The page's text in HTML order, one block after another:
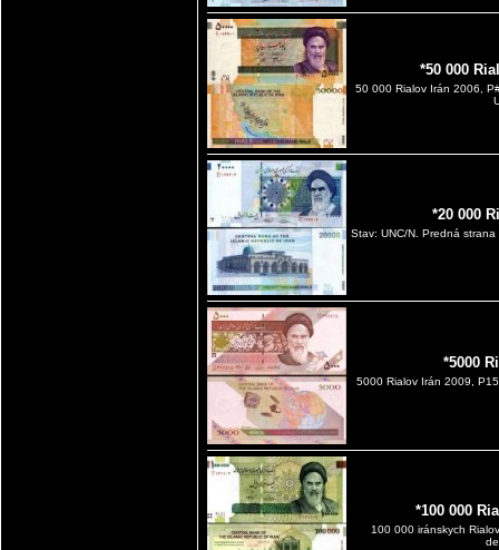
*50 000
50 000 Rialov Irán 2006,
*20 000
Stav: UNC/N. Predná
*5000
5000 Rialov Irán 2009,
*100 000
100 000 iránskych